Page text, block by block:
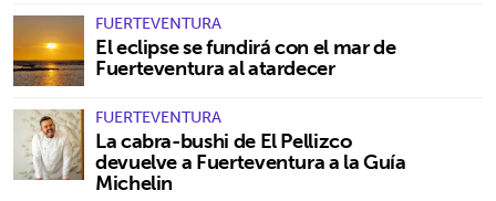
FUERTEVENTURA
El eclipse se fundirá con el mar de
Fuerteventura al atardecer
FUERTEVENTURA
La cabra-bushi de El Pellizco
devuelve a Fuerteventura a la Guía
Michelin